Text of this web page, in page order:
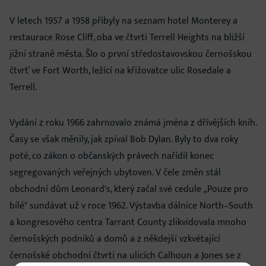
V letech 1957 a 1958 přibyly na seznam hotel Monterey a
restaurace Rose Cliff, oba ve čtvrti Terrell Heights na bližší
jižní straně města. Šlo o první středostavovskou černošskou
čtvrť ve Fort Worth, ležící na křižovatce ulic Rosedale a
Terrell.
Vydání z roku 1966 zahrnovalo známá jména z dřívějších knih.
Časy se však měnily, jak zpíval Bob Dylan. Byly to dva roky
poté, co zákon o občanských právech nařídil konec
segregovaných veřejných ubytoven. V čele změn stál
obchodní dům Leonard's, který začal své cedule „Pouze pro
bílé" sundávat už v roce 1962. Výstavba dálnice North–South
a kongresového centra Tarrant County zlikvidovala mnoho
černošských podniků a domů a z někdejší vzkvétající
černošské obchodní čtvrti na ulicích Calhoun a Jones se z